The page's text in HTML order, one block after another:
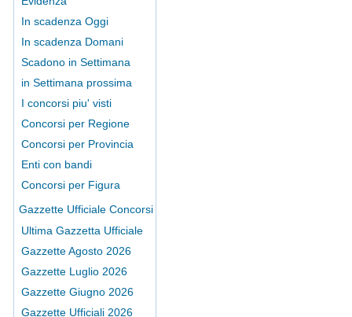
In scadenza Oggi
In scadenza Domani
Scadono in Settimana
in Settimana prossima
I concorsi piu' visti
Concorsi per Regione
Concorsi per Provincia
Enti con bandi
Concorsi per Figura
Gazzette Ufficiale Concorsi
Ultima Gazzetta Ufficiale
Gazzette Agosto 2026
Gazzette Luglio 2026
Gazzette Giugno 2026
Gazzette Ufficiali 2026